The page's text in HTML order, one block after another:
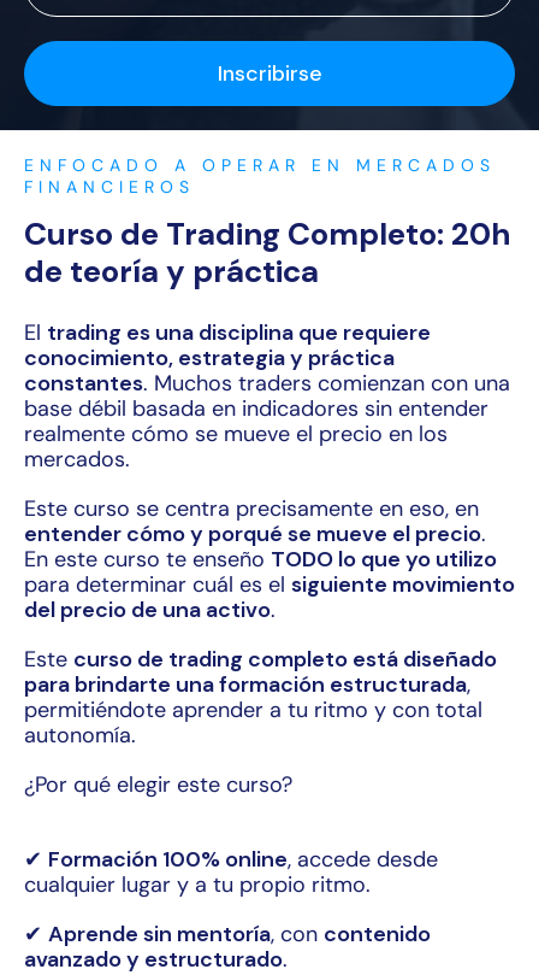
Inscribirse
ENFOCADO A OPERAR EN MERCADOS
FINANCIEROS
Curso de Trading Completo: 20h
de teoría y práctica
El trading es una disciplina que requiere
conocimiento, estrategia y práctica
constantes. Muchos traders comienzan con una
base débil basada en indicadores sin entender
realmente cómo se mueve el precio en los
mercados.
Este curso se centra precisamente en eso, en
entender cómo y porqué se mueve el precio.
En este curso te enseño TODO lo que yo utilizo
para determinar cuál es el siguiente movimiento
del precio de una activo.
Este curso de trading completo está diseñado
para brindarte una formación estructurada,
permitiéndote aprender a tu ritmo y con total
autonomía.
¿Por qué elegir este curso?
✔ Formación 100% online, accede desde
cualquier lugar y a tu propio ritmo.
✔ Aprende sin mentoría, con contenido
avanzado y estructurado.